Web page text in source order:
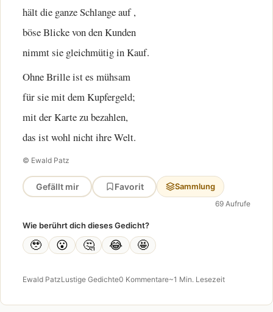
hält die ganze Schlange auf ,
böse Blicke von den Kunden
nimmt sie gleichmütig in Kauf.
Ohne Brille ist es mühsam
für sie mit dem Kupfergeld;
mit der Karte zu bezahlen,
das ist wohl nicht ihre Welt.
© Ewald Patz
Gefällt mir Favorit Sammlung
69 Aufrufe
Wie berührt dich dieses Gedicht?
🥹 😮 🤔 😂 🤩
Ewald PatzLustige Gedichte0 Kommentare~1 Min. Lesezeit